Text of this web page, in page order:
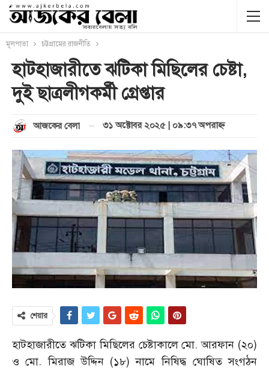
মূলপাতা চট্টগ্রামের রাজনীতি
হাটহাজারীতে ঝটিকা মিছিলের চেষ্টা,
দুই ছাত্রলীগকর্মী গ্রেপ্তার
আজকের বেলা ৩১ অক্টোবর ২০২৫ | ০৯:৩৭ অপরাহ্ণ
শেয়ার
হাটহাজারীতে ঝটিকা মিছিলের চেষ্টাকালে মো. আরফান (২০)
ও মো. মিরাজ উদ্দিন (১৮) নামে নিষিদ্ধ ঘোষিত সংগঠন